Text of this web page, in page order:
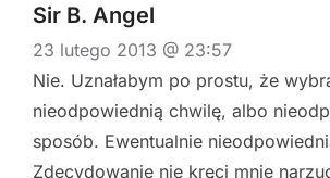
Sir B. Angel
23 lutego 2013 @ 23:57
Nie. Uznałabym po prostu, że
nieodpowiednią chwilę, albo
sposób. Ewentualnie
Zdecydowanie nie kręci mnie